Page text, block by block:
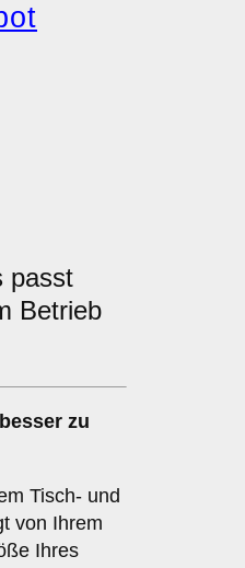
passt
Betrieb
zu
Tisch- und
von Ihrem
Ihres